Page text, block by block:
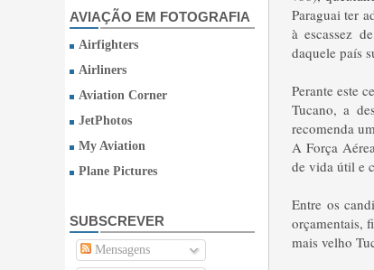
AVIAÇÃO EM FOTOGRAFIA
Airfighters
Airliners
Aviation Corner
JetPhotos
My Aviation
Plane Pictures
SUBSCREVER
Mensagens
Paraguai ter
à escassez
daquele país
Perante este
Tucano, a
recomenda
A Força
de vida útil e
Entre os
orçamentais,
mais velho